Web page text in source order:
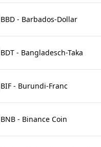
BBD - Barbados-Dollar
BDT - Bangladesch-Taka
BIF - Burundi-Franc
BNB - Binance Coin